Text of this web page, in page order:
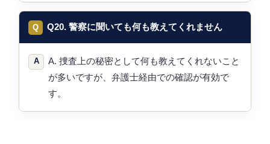
Q20. 警察に聞いても何も教えてくれません
A. 捜査上の秘密として何も教えてくれないこと
が多いですが、弁護士経由での確認が有効で
す。